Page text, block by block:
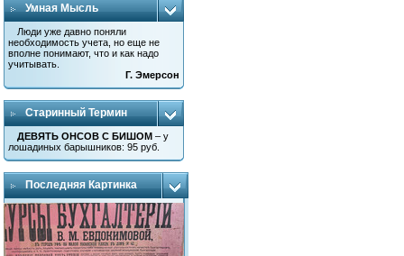
Умная Мысль
Люди уже давно поняли
необходимость учета, но еще не
вполне понимают, что и как надо
учитывать.
Г. Эмерсон
Старинный Термин
ДЕВЯТЬ ОНСОВ С БИШОМ – у
лошадиных барышников: 95 руб.
Последняя Картинка